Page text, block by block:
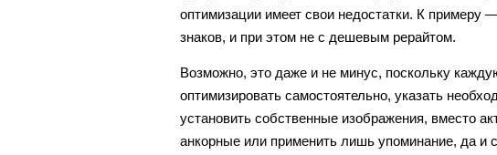
оптимизации имеет свои недостатки. К примеру
знаков, и при этом не с дешевым рерайтом.
Возможно, это даже и не минус, поскольку
оптимизировать самостоятельно, указать
установить собственные изображения, вместо
анкорные или применить лишь упоминание, да и